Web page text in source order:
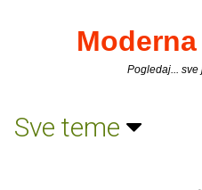
Pogledaj... sve
Sve teme